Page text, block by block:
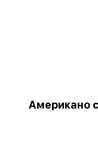
Американо